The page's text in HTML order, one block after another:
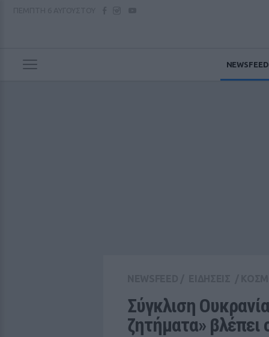
NEWSFEED
Σύγκλιση
ζητήματα»